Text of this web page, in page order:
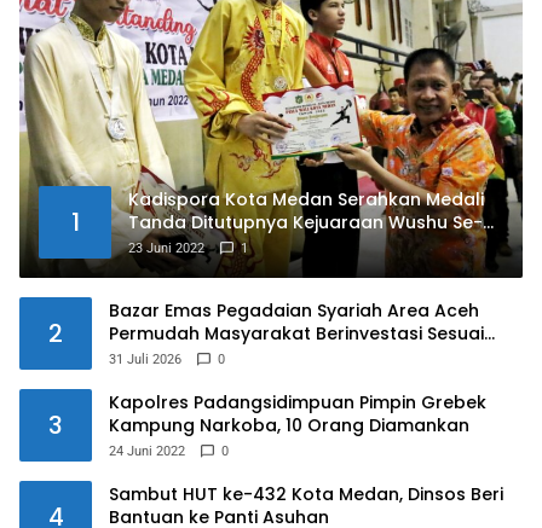
1
Kadispora Kota Medan Serahkan Medali
Tanda Ditutupnya Kejuaraan Wushu Se-
Kota Medan Memperebutkan Piala Wali
Kota Medan Tahun 2022
23 Juni 2022 1
2
Bazar Emas Pegadaian Syariah Area Aceh
Permudah Masyarakat Berinvestasi Sesuai
Prinsip Syariah
31 Juli 2026 0
3
Kapolres Padangsidimpuan Pimpin Grebek
Kampung Narkoba, 10 Orang Diamankan
24 Juni 2022 0
4
Sambut HUT ke-432 Kota Medan, Dinsos Beri
Bantuan ke Panti Asuhan